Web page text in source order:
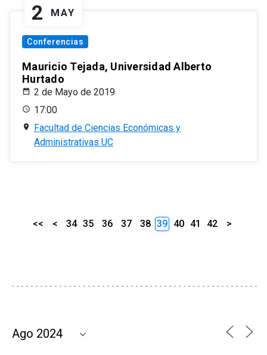
2 MAY
Conferencias
Mauricio Tejada, Universidad Alberto
Hurtado
2 de Mayo de 2019
17:00
Facultad de Ciencias Económicas y
Administrativas UC
<< < 34 35 36 37 38 39 40 41 42 >